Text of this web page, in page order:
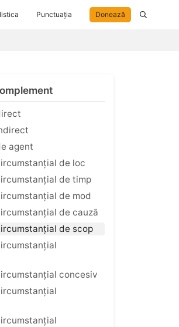
Punctuația Donează
agent
de loc
de timp
de mod
de cauză
de scop
concesiv